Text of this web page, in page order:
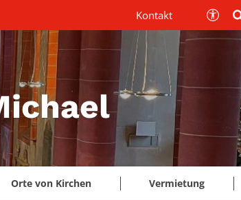
Orte von Kirchen Vermietung
Kontakt